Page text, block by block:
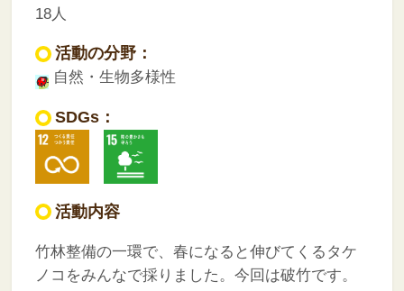
18人
活動の分野：
自然・生物多様性
SDGs：
活動内容
竹林整備の一環で、春になると伸びてくるタケ
ノコをみんなで採りました。今回は破竹です。